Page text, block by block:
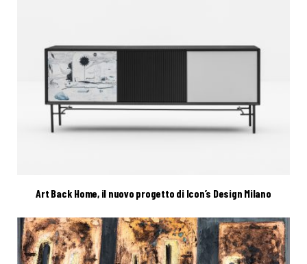
Art Back Home, il nuovo progetto di Icon’s Design Milano